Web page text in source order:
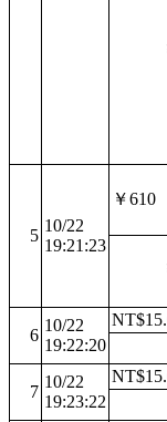
5
10/22
19:21:23
￥610
6
10/22
19:22:20
7
10/22
19:23:22